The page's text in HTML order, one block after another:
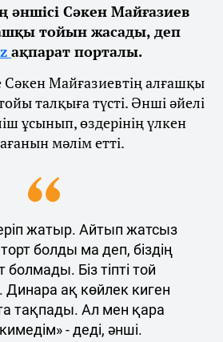
Сәкен Майғазиев
тойын жасады, деп
ақпарат порталы.
Сәкен Майғазиевтің алғашқы
талқыға түсті. Әнші әйелі
ұсынып, өздерінің үлкен
мәлім етті.
жатыр. Айтып жатсыз
болды ма деп, біздің
болмады. Біз тіпті той
ақ көйлек киген
тақпады. Ал мен қара
- деді, әнші.